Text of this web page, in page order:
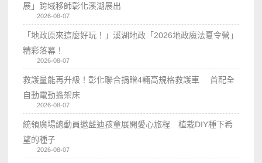
展」跨域移師彰化溪湖展出
2026-08-07
「地政原來這麼好玩！」溪湖地政「2026地政魔法夏令營」
精彩落幕！
2026-08-07
救護量能再升級！彰化聯合捐贈4輛高規格救護車 首配全
自動電動擔架床
2026-08-07
統領廣場總動員邀藍迪孩童展開愛心旅程 植栽DIY種下希
望的種子
2026-08-07